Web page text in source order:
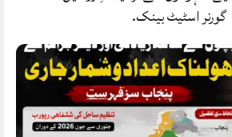
گورنر اسٹیٹ بینک.